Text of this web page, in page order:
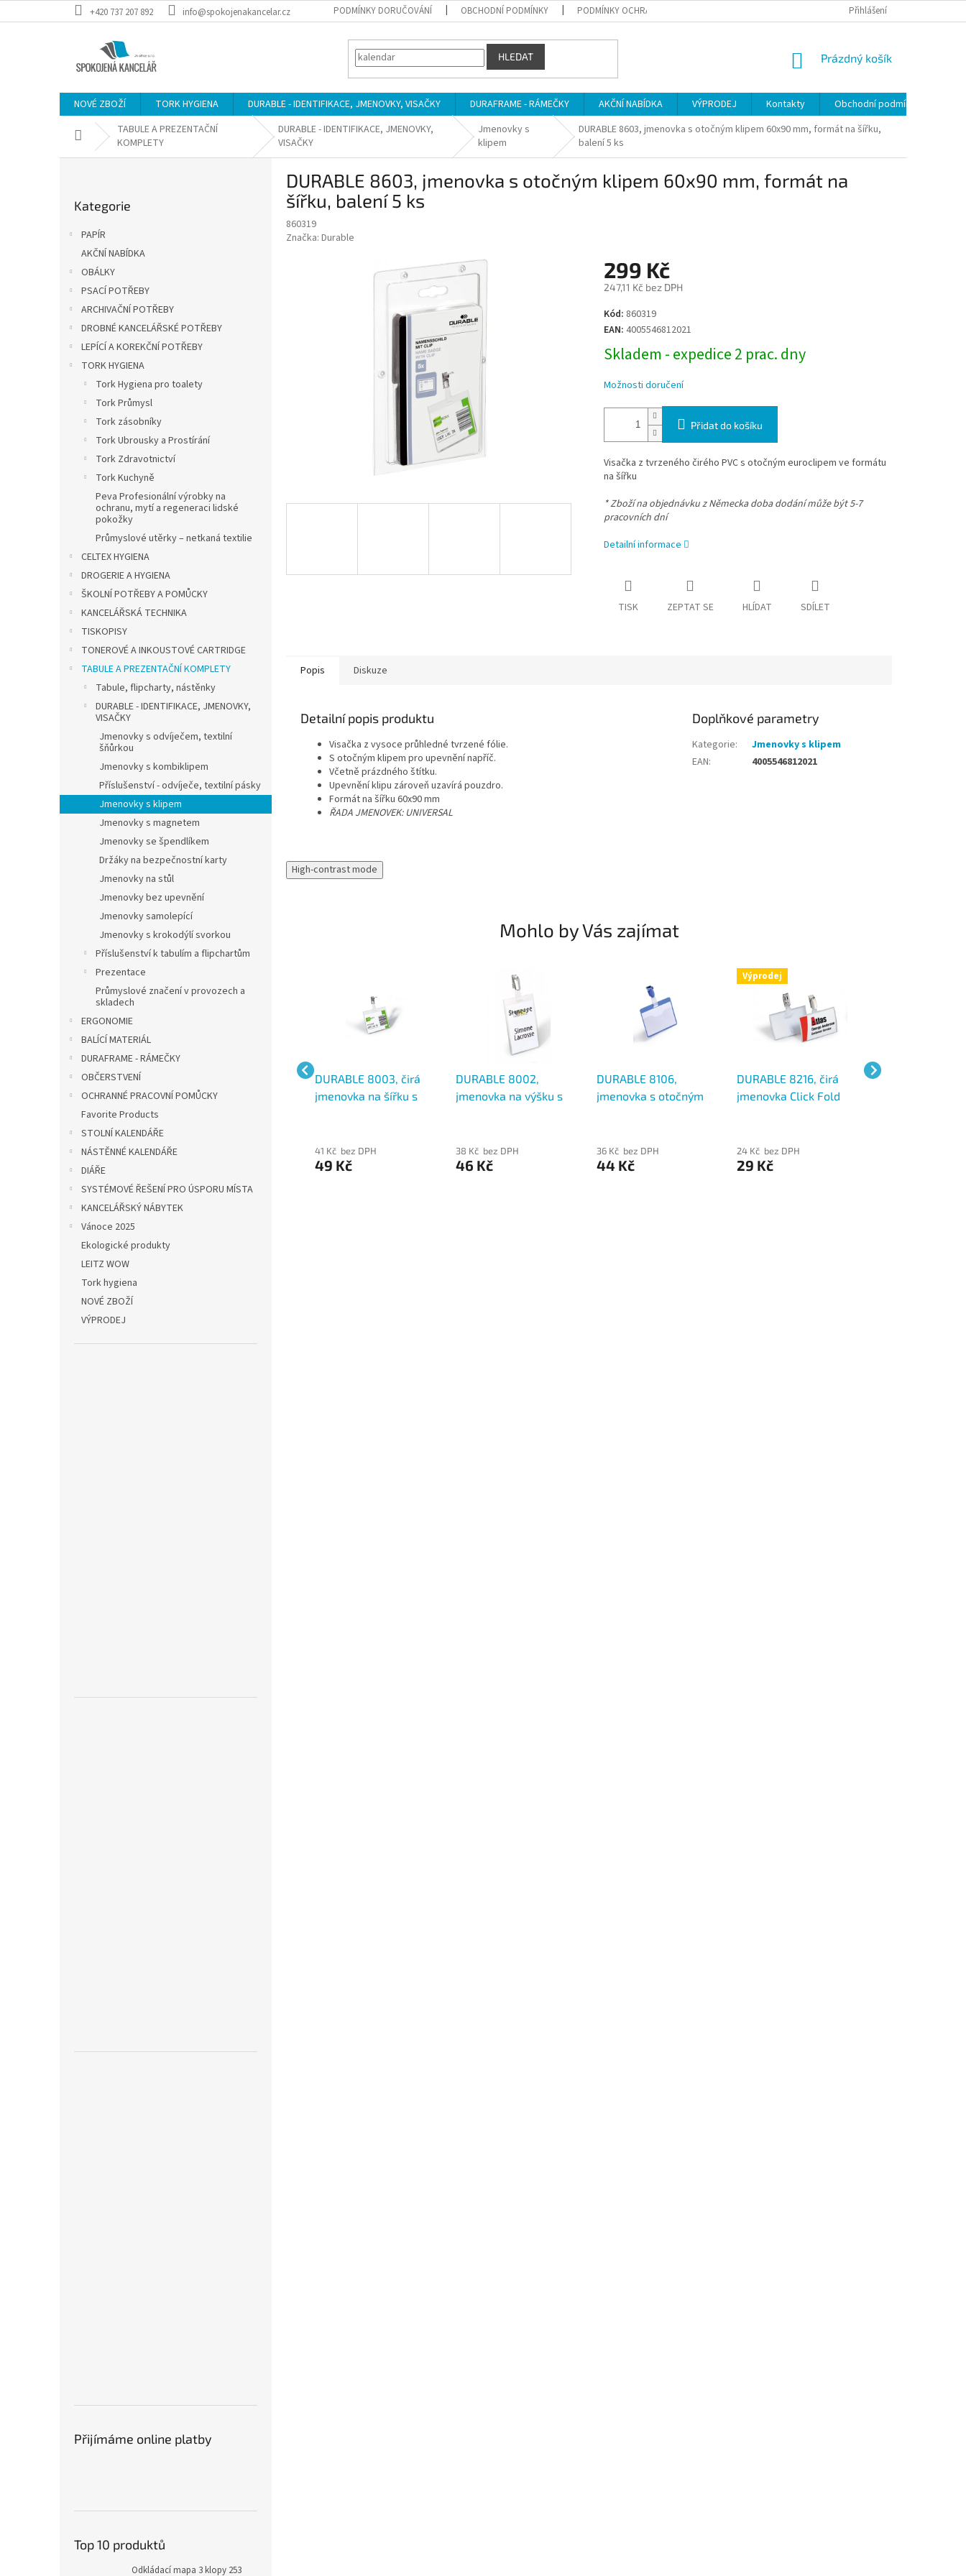
na
+420 737 207 892 info@spokojenakancelar.cz PODMÍNKY DORUČOVÁNÍ OBCHODNÍ PODMÍNKY PODMÍNKY OCHRANY OSOBNÍCH ÚDAJŮ Přihlášení
HLEDAT
NÁKUPNÍ
Prázdný košík
NOVÉ ZBOŽÍ TORK HYGIENA DURABLE - IDENTIFIKACE, JMENOVKY, VISAČKY DURAFRAME - RÁMEČKY AKČNÍ NABÍDKA VÝPRODEJ Kontakty Obchodní podmínky
Domů TABULE A PREZENTAČNÍ
KOMPLETY
DURABLE - IDENTIFIKACE, JMENOVKY,
VISAČKY
Jmenovky s
klipem
DURABLE 8603, jmenovka s otočným klipem 60x90 mm, formát na šířku,
balení 5 ks
kategorie
Kategorie
PAPÍR
AKČNÍ NABÍDKA
OBÁLKY
PSACÍ POTŘEBY
ARCHIVAČNÍ POTŘEBY
DROBNÉ KANCELÁŘSKÉ POTŘEBY
LEPÍCÍ A KOREKČNÍ POTŘEBY
TORK HYGIENA
Tork Hygiena pro toalety
Tork Průmysl
Tork zásobníky
Tork Ubrousky a Prostírání
Tork Zdravotnictví
Tork Kuchyně
Peva Profesionální výrobky na
ochranu, mytí a regeneraci lidské
pokožky
Průmyslové utěrky – netkaná textilie
CELTEX HYGIENA
DROGERIE A HYGIENA
ŠKOLNÍ POTŘEBY A POMŮCKY
KANCELÁŘSKÁ TECHNIKA
TISKOPISY
TONEROVÉ A INKOUSTOVÉ CARTRIDGE
TABULE A PREZENTAČNÍ KOMPLETY
Tabule, flipcharty, nástěnky
DURABLE - IDENTIFIKACE, JMENOVKY,
VISAČKY
Jmenovky s odvíječem, textilní
šňůrkou
Jmenovky s kombiklipem
Příslušenství - odvíječe, textilní pásky
Jmenovky s klipem
Jmenovky s magnetem
Jmenovky se špendlíkem
Držáky na bezpečnostní karty
Jmenovky na stůl
Jmenovky bez upevnění
Jmenovky samolepící
Jmenovky s krokodýlí svorkou
Příslušenství k tabulím a flipchartům
Prezentace
Průmyslové značení v provozech a
skladech
ERGONOMIE
BALÍCÍ MATERIÁL
DURAFRAME - RÁMEČKY
OBČERSTVENÍ
OCHRANNÉ PRACOVNÍ POMŮCKY
Favorite Products
STOLNÍ KALENDÁŘE
NÁSTĚNNÉ KALENDÁŘE
DIÁŘE
SYSTÉMOVÉ ŘEŠENÍ PRO ÚSPORU MÍSTA
KANCELÁŘSKÝ NÁBYTEK
Vánoce 2025
Ekologické produkty
LEITZ WOW
Tork hygiena
NOVÉ ZBOŽÍ
VÝPRODEJ
Přijímáme online platby
Top 10 produktů
Odkládací mapa 3 klopy 253
DURABLE 8603, jmenovka s otočným klipem 60x90 mm, formát na
šířku, balení 5 ks
860319
Značka: Durable
299 Kč
247,11 Kč bez DPH
Měrná
cena:
Kód: 860319
EAN: 4005546812021
Skladem - expedice 2 prac. dny
Možnosti doručení
Přidat do košíku
Visačka z tvrzeného čirého PVC s otočným euroclipem ve formátu
na šířku
* Zboží na objednávku z Německa doba dodání může být 5-7
pracovních dní
Detailní informace
TISK ZEPTAT SE HLÍDAT SDÍLET
Popis Diskuze
Detailní popis produktu
Visačka z vysoce průhledné tvrzené fólie.
S otočným klipem pro upevnění napříč.
Včetně prázdného štítku.
Upevnění klipu zároveň uzavírá pouzdro.
Formát na šířku 60x90 mm
ŘADA JMENOVEK: UNIVERSAL
Doplňkové parametry
Kategorie:
Jmenovky s klipem
EAN: 4005546812021
High-contrast mode
Mohlo by Vás zajímat
Visačka na jmenovky s
klipem na šířku, 96x76
10 Kč bez DPH
na ID kartu 54 × 90 mm
53 Kč bez DPH
DURABLE 8003, čirá
jmenovka na šířku s
41 Kč bez DPH
49 Kč
DURABLE 8002,
jmenovka na výšku s
38 Kč bez DPH
46 Kč
DURABLE 8106,
jmenovka s otočným
36 Kč bez DPH
44 Kč
Výprodej
DURABLE 8216, čirá
jmenovka Click Fold
24 Kč bez DPH
29 Kč
DURABLE 8107,